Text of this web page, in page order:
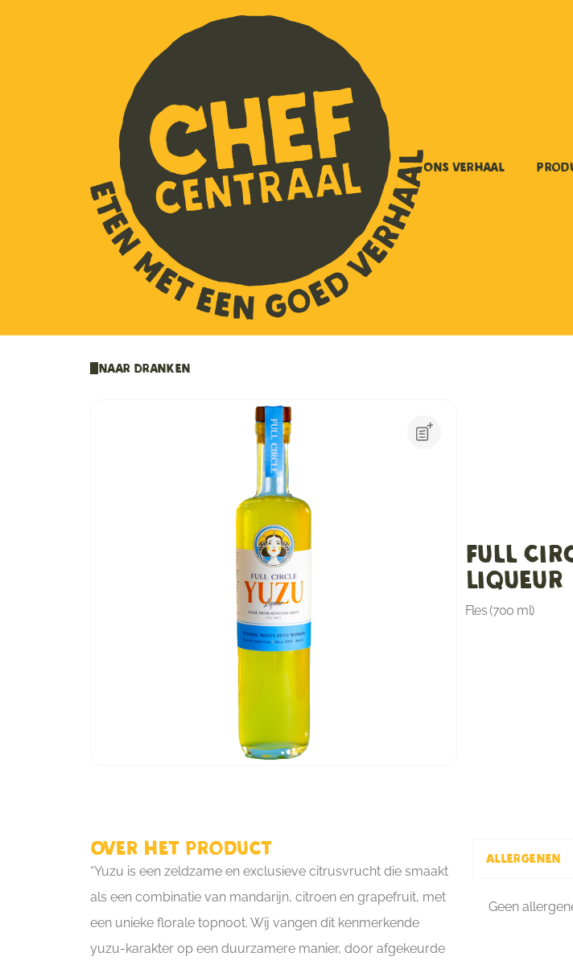
Ons verhaal
Naar Dranken
Full
Liqueur
Fles (700 ml)
Over het product
“Yuzu is een zeldzame en exclusieve citrusvrucht die smaakt
als een combinatie van mandarijn, citroen en grapefruit, met
een unieke florale topnoot. Wij vangen dit kenmerkende
yuzu-karakter op een duurzamere manier, door afgekeurde
Allergenen
Geen